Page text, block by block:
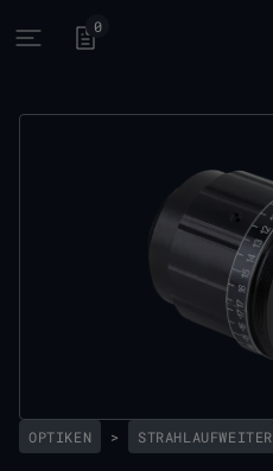
Open main menu
0
OPTIKEN > STRAHLAUFWEITER